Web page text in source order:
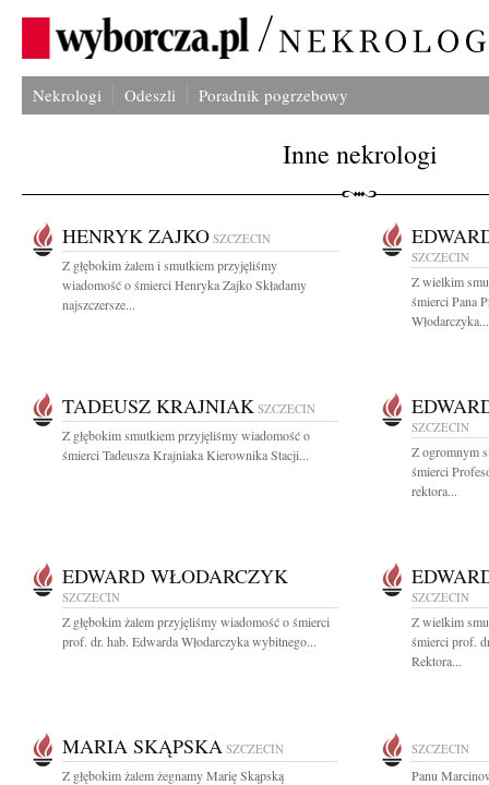
Nekrologi Odeszli Poradnik pogrzebowy
Inne nekrologi
HENRYK ZAJKO SZCZECIN
Z głębokim żalem i smutkiem przyjęliśmy
wiadomość o śmierci Henryka Zajko Składamy
najszczersze...
SZCZECIN
Z wielkim
śmierci Pana
Włodarczyka...
TADEUSZ KRAJNIAK SZCZECIN
Z głębokim smutkiem przyjęliśmy wiadomość o
śmierci Tadeusza Krajniaka Kierownika Stacji...
SZCZECIN
Z ogromnym
śmierci
rektora...
EDWARD WŁODARCZYK
SZCZECIN
Z głębokim żalem przyjęliśmy wiadomość o śmierci
prof. dr. hab. Edwarda Włodarczyka wybitnego...
SZCZECIN
Z wielkim
śmierci prof.
Rektora...
MARIA SKĄPSKA SZCZECIN
Z głębokim żalem żegnamy Marię Skąpską
SZCZECIN
Panu